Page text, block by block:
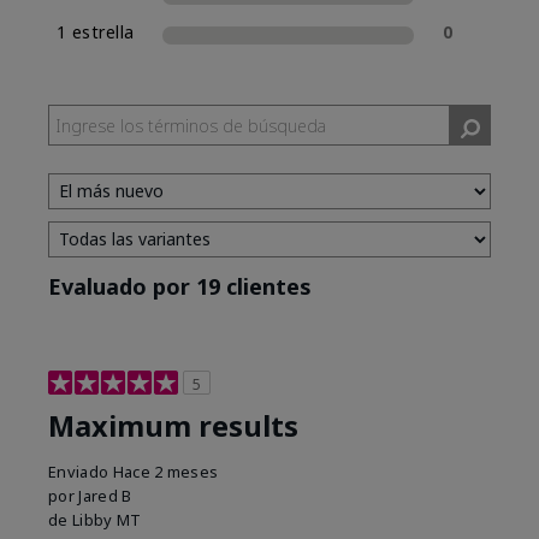
1 estrella
0
Evaluado por 19 clientes
5
Maximum results
Enviado Hace 2 meses
por Jared B
de Libby MT